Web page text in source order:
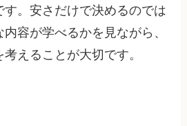
。安さだけで決めるのでは
容が学べるかを見ながら、
えることが大切です。